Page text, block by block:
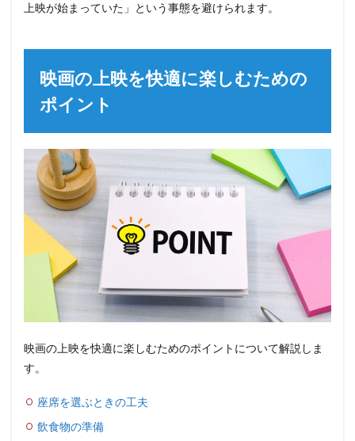
上映が始まっていた」という事態を避けられます。
映画の上映を快適に楽しむための
ポイント
映画の上映を快適に楽しむためのポイントについて解説しま
す。
座席を選ぶときの工夫
飲食物の準備